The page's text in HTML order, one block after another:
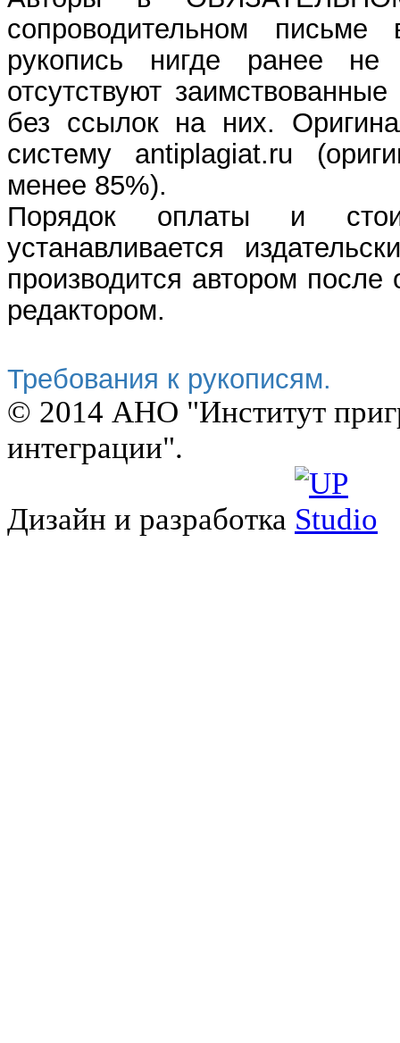
сопроводительном
рукопись нигде ранее
отсутствуют
без ссылок на них.
систему antiplagiat.ru
менее 85%).
Порядок оплаты и
устанавливается
производится автором
редактором.
Требования к рукописям.
© 2014 АНО "Институт
интеграции".
Дизайн и разработка